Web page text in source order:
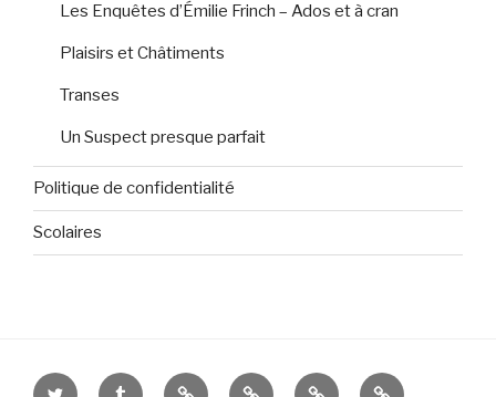
Les Enquêtes d’Émilie Frinch – Ados et à cran
Plaisirs et Châtiments
Transes
Un Suspect presque parfait
Politique de confidentialité
Scolaires
Twitter Tumblr FeedbooksBabelio Rose
Amazon